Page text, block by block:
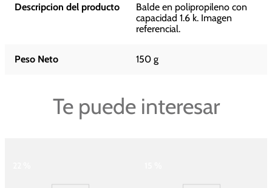
Descripcion del producto
Balde en polipropileno con
capacidad 1.6 k. Imagen
referencial.
Peso Neto 150 g
Te puede interesar